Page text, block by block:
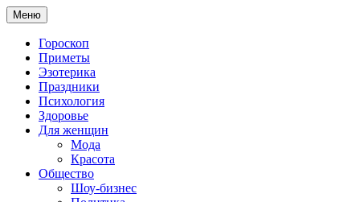
Меню
Гороскоп
Приметы
Эзотерика
Праздники
Психология
Здоровье
Для женщин
Мода
Красота
Общество
Шоу-бизнес